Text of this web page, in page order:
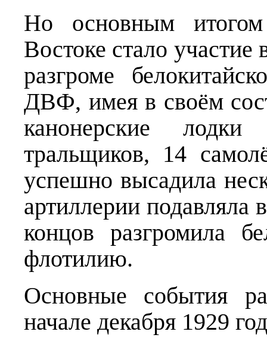
Но основным
Востоке стало
разгроме
ДВФ, имея в своём
канонерские
тральщиков, 14
успешно высадила
артиллерии
концов разгромила
флотилию.
Основные события
начале декабря 1929